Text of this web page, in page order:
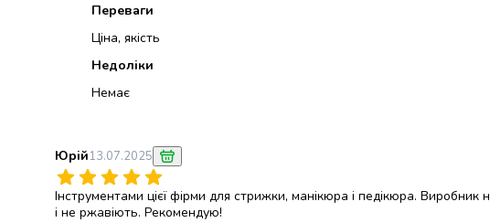
Вівсяна
крупа
Кускус
Булгур
Манна
крупа
Кіноа
Кукурудзяна
Переваги
Ціна, якість
Недоліки
Немає
Юрій13.07.2025
Інструментами цієї фірми для стрижки, манікюра і педікюра. Виробник
і не ржавіють. Рекомендую!